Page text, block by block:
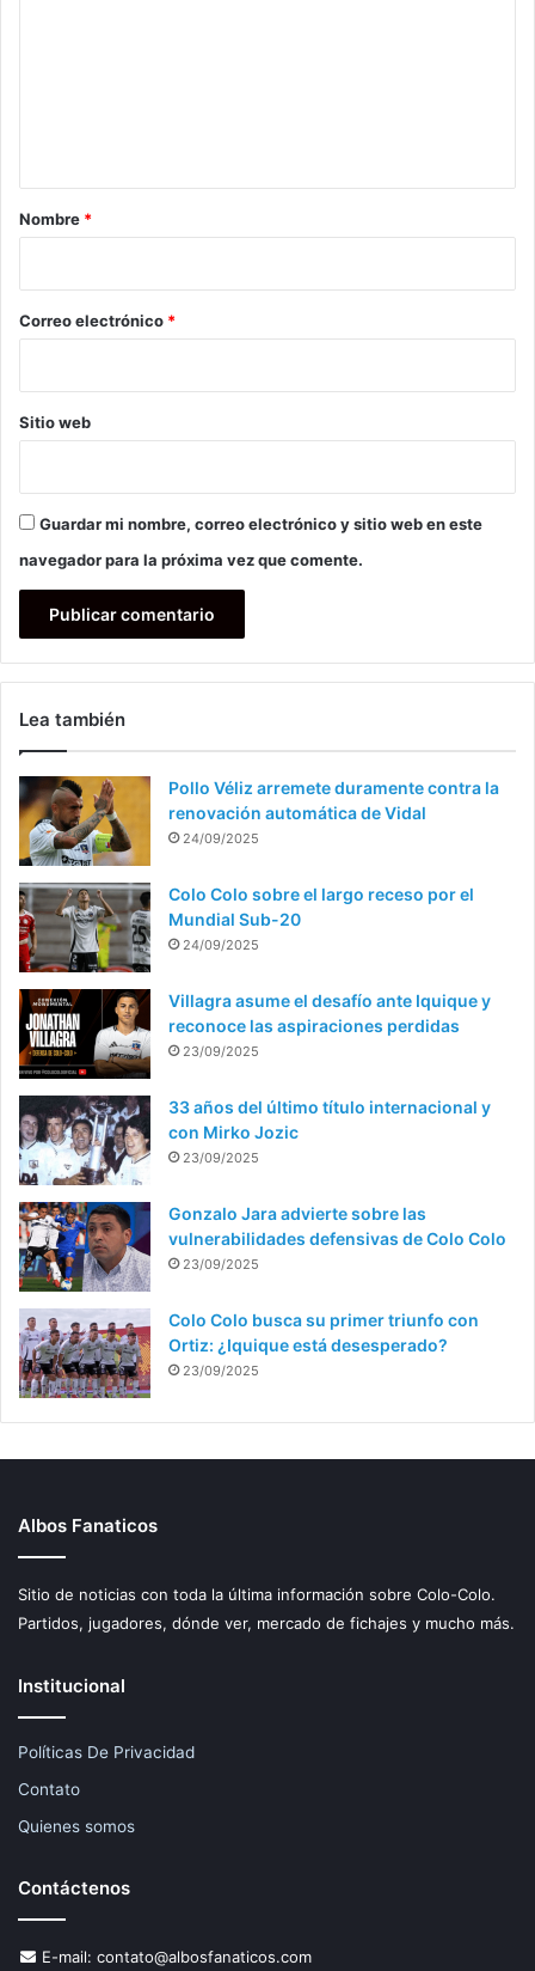
r
*
Nombre *
Correo electrónico *
Sitio web
Guardar mi nombre, correo electrónico y sitio web en este
navegador para la próxima vez que comente.
Lea también
Pollo Véliz arremete duramente contra la
renovación automática de Vidal
24/09/2025
Colo Colo sobre el largo receso por el
Mundial Sub-20
24/09/2025
Villagra asume el desafío ante Iquique y
reconoce las aspiraciones perdidas
23/09/2025
33 años del último título internacional y
con Mirko Jozic
23/09/2025
Gonzalo Jara advierte sobre las
vulnerabilidades defensivas de Colo Colo
23/09/2025
Colo Colo busca su primer triunfo con
Ortiz: ¿Iquique está desesperado?
23/09/2025
Albos Fanaticos
Sitio de noticias con toda la última información sobre Colo-Colo.
Partidos, jugadores, dónde ver, mercado de fichajes y mucho más.
Institucional
Políticas De Privacidad
Contato
Quienes somos
Contáctenos
E-mail: contato@albosfanaticos.com